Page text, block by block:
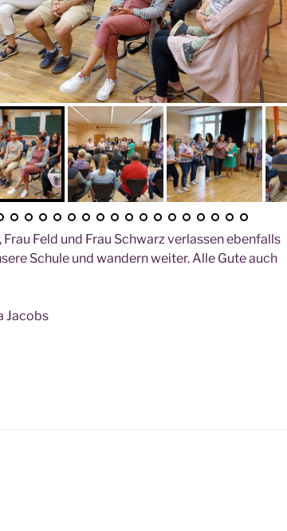
Frau Feld und Frau Schwarz ver­las­sen eben­falls
Schu­le und wan­dern wei­ter. Alle Gute auch
Jacobs